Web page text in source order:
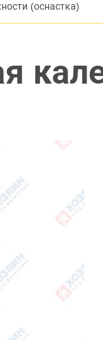
(оснастка)